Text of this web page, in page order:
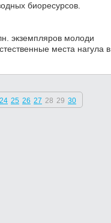
биоресурсов.
экземпляров молоди
места нагула в
24 25 26 27 28 29 30